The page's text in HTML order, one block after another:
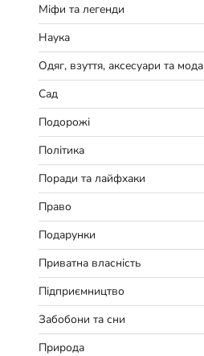
Міфи та легенди
Наука
Одяг, взуття, аксесуари та мода
Сад
Подорожі
Політика
Поради та лайфхаки
Право
Подарунки
Приватна власність
Підприємництво
Забобони та сни
Природа